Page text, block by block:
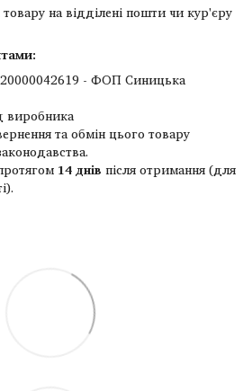
на відділені пошти чи кур'єру
- ФОП Синицька
виробника
та обмін цього товару
14 днів після отримання (для